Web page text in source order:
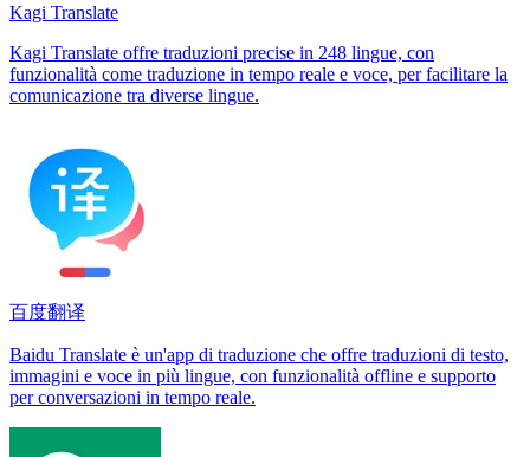
Kagi Translate
Kagi Translate offre traduzioni precise in 248 lingue, con
funzionalità come traduzione in tempo reale e voce, per facilitare la
comunicazione tra diverse lingue.
百度翻译
Baidu Translate è un'app di traduzione che offre traduzioni di testo,
immagini e voce in più lingue, con funzionalità offline e supporto
per conversazioni in tempo reale.